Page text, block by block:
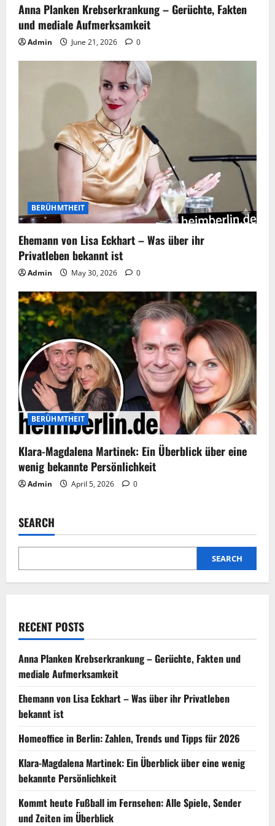
Anna Planken Krebserkrankung – Gerüchte, Fakten
und mediale Aufmerksamkeit
Admin June 21, 2026 0
BERÜHMTHEIT
Ehemann von Lisa Eckhart – Was über ihr
Privatleben bekannt ist
Admin May 30, 2026 0
BERÜHMTHEIT
Klara-Magdalena Martinek: Ein Überblick über eine
wenig bekannte Persönlichkeit
Admin April 5, 2026 0
SEARCH
SEARCH
RECENT POSTS
Anna Planken Krebserkrankung – Gerüchte, Fakten und
mediale Aufmerksamkeit
Ehemann von Lisa Eckhart – Was über ihr Privatleben
bekannt ist
Homeoffice in Berlin: Zahlen, Trends und Tipps für 2026
Klara-Magdalena Martinek: Ein Überblick über eine wenig
bekannte Persönlichkeit
Kommt heute Fußball im Fernsehen: Alle Spiele, Sender
und Zeiten im Überblick